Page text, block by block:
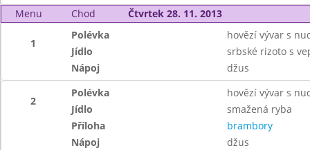
Menu
Chod Čtvrtek 28. 11. 2013
1
Polévka
hovězí vývar s
Jídlo
srbské rizoto s
Nápoj
džus
2
Polévka
hovězí vývar s
Jídlo
smažená ryba
Příloha
brambory
Nápoj
džus